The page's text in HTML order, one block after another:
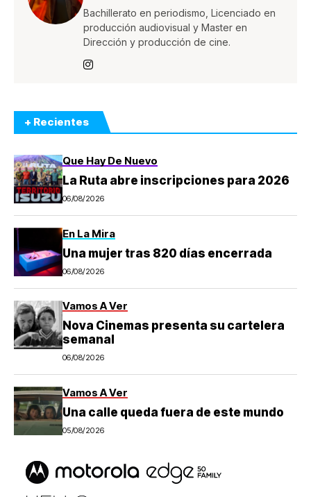
Bachillerato en periodismo, Licenciado en
producción audiovisual y Master en
Dirección y producción de cine.
+ Recientes
Que Hay De Nuevo
La Ruta abre inscripciones para 2026
06/08/2026
En La Mira
Una mujer tras 820 días encerrada
06/08/2026
Vamos A Ver
Nova Cinemas presenta su cartelera
semanal
06/08/2026
Vamos A Ver
Una calle queda fuera de este mundo
05/08/2026